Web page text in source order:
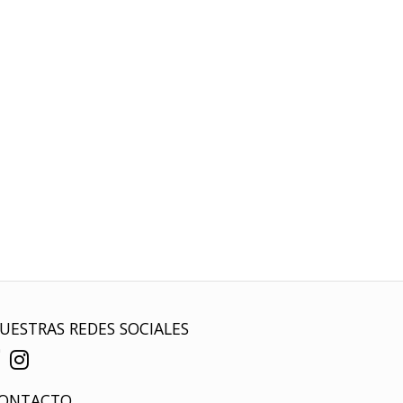
REDES SOCIALES